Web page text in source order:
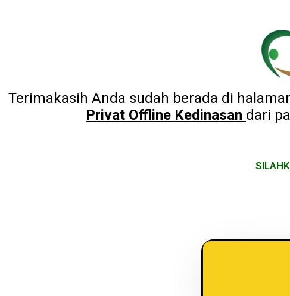
Terimakasih Anda sudah berada di
Privat Offline Kedinasan dari